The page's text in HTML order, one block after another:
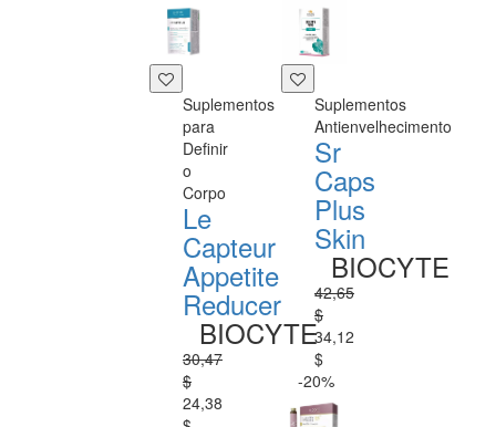
Suplementos
para
Definir
o
Corpo
Le
Capteur
Appetite
Reducer
BIOCYTE
30,47
$
24,38
Suplementos
Antienvelhecimento
Sr
Caps
Plus
Skin
BIOCYTE
42,65
$
34,12
$
-20%